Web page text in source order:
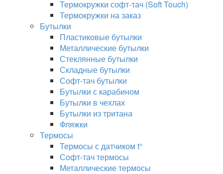
Термокружки софт-тач (Soft Touch)
Термокружки на заказ
Бутылки
Пластиковые бутылки
Металлические бутылки
Стеклянные бутылки
Складные бутылки
Софт-тач бутылки
Бутылки с карабином
Бутылки в чехлах
Бутылки из тритана
Фляжки
Термосы
Термосы с датчиком t°
Софт-тач термосы
Металлические термосы